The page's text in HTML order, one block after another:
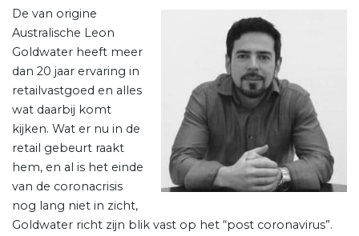
De van origine
Australische Leon
Goldwater heeft meer
dan 20 jaar ervaring in
retailvastgoed en alles
wat daarbij komt
kijken. Wat er nu in de
retail gebeurt raakt
hem, en al is het einde
van de coronacrisis
nog lang niet in zicht,
Goldwater richt zijn blik vast op het “post coronavirus”.